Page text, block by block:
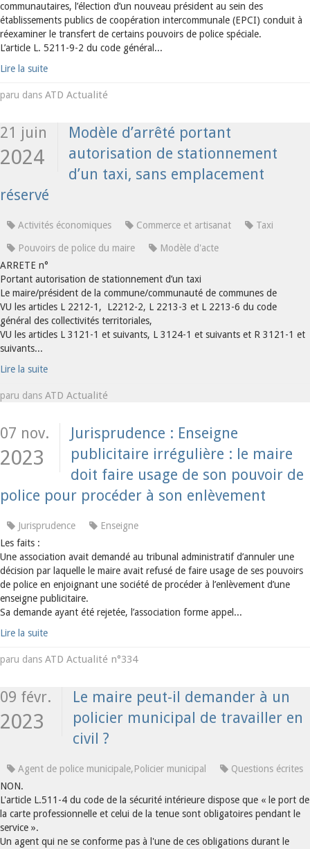
communautaires, l’élection d’un nouveau président au sein des
établissements publics de coopération intercommunale (EPCI) conduit à
réexaminer le transfert de certains pouvoirs de police spéciale.
L’article L. 5211-9-2 du code général...
Lire la suite
paru dans ATD Actualité
21 juin
2024
Modèle d’arrêté portant
autorisation de stationnement
d’un taxi, sans emplacement
réservé
Activités économiques Commerce et artisanat Taxi
Pouvoirs de police du maire
Modèle d'acte
ARRETE n°
Portant autorisation de stationnement d’un taxi
Le maire/président de la commune/communauté de communes de
VU les articles L 2212-1, L2212-2, L 2213-3 et L 2213-6 du code
général des collectivités territoriales,
VU les articles L 3121-1 et suivants, L 3124-1 et suivants et R 3121-1 et
suivants...
Lire la suite
paru dans ATD Actualité
07 nov.
2023
Jurisprudence : Enseigne
publicitaire irrégulière : le maire
doit faire usage de son pouvoir de
police pour procéder à son enlèvement
Jurisprudence
Enseigne
Les faits :
Une association avait demandé au tribunal administratif d’annuler une
décision par laquelle le maire avait refusé de faire usage de ses pouvoirs
de police en enjoignant une société de procéder à l’enlèvement d’une
enseigne publicitaire.
Sa demande ayant été rejetée, l’association forme appel...
Lire la suite
paru dans ATD Actualité n°334
09 févr.
2023
Le maire peut-il demander à un
policier municipal de travailler en
civil ?
Agent de police municipale,Policier municipal
Questions écrites
NON.
L'article L.511-4 du code de la sécurité intérieure dispose que « le port de
la carte professionnelle et celui de la tenue sont obligatoires pendant le
service ».
Un agent qui ne se conforme pas à l'une de ces obligations durant le